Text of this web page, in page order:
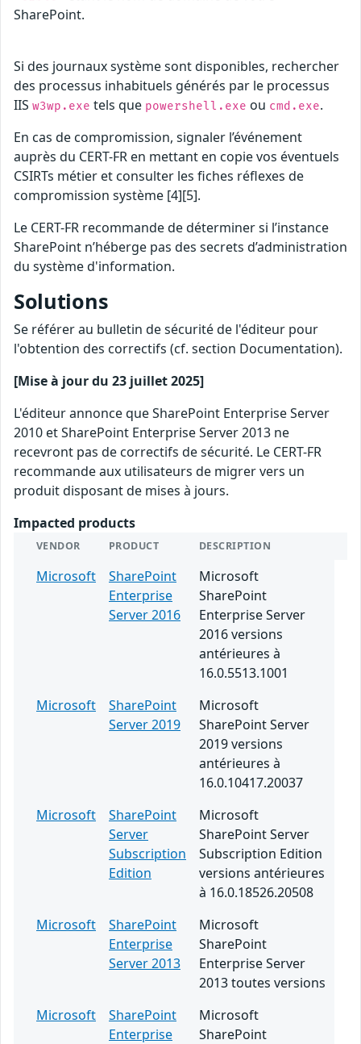
SharePoint.
Si des journaux système sont disponibles, rechercher
des processus inhabituels générés par le processus
IIS w3wp.exe tels que powershell.exe ou cmd.exe.
En cas de compromission, signaler l’événement
auprès du CERT-FR en mettant en copie vos éventuels
CSIRTs métier et consulter les fiches réflexes de
compromission système [4][5].
Le CERT-FR recommande de déterminer si l’instance
SharePoint n’héberge pas des secrets d’administration
du système d'information.
Solutions
Se référer au bulletin de sécurité de l'éditeur pour
l'obtention des correctifs (cf. section Documentation).
[Mise à jour du 23 juillet 2025]
L'éditeur annonce que SharePoint Enterprise Server
2010 et SharePoint Enterprise Server 2013 ne
recevront pas de correctifs de sécurité. Le CERT-FR
recommande aux utilisateurs de migrer vers un
produit disposant de mises à jours.
Impacted products
VENDOR PRODUCT DESCRIPTION
Microsoft
SharePoint
Enterprise
Server 2016
Microsoft
SharePoint
Enterprise Server
2016 versions
antérieures à
16.0.5513.1001
Microsoft
SharePoint
Server 2019
Microsoft
SharePoint Server
2019 versions
antérieures à
16.0.10417.20037
Microsoft
SharePoint
Server
Subscription
Edition
Microsoft
SharePoint Server
Subscription Edition
versions antérieures
à 16.0.18526.20508
Microsoft
SharePoint
Enterprise
Server 2013
Microsoft
SharePoint
Enterprise Server
2013 toutes versions
Microsoft
SharePoint
Enterprise
Microsoft
SharePoint